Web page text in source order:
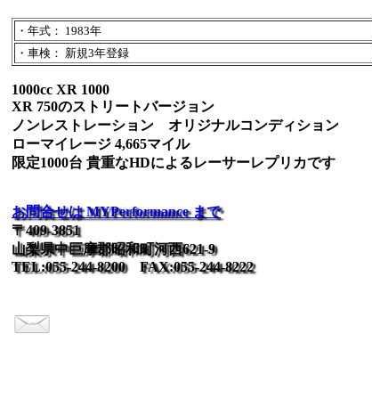
・年式： 1983年
・車検： 新規3年登録
1000cc XR 1000
XR 750のストリートバージョン
ノンレストレーション オリジナルコンディション
ローマイレージ 4,665マイル
限定1000台 貴重なHDによるレーサーレプリカです
お問合せは MYPerformance まで
〒409-3851
山梨県中巨摩郡昭和町河西621-9
TEL:055-244-8200 FAX:055-244-8222